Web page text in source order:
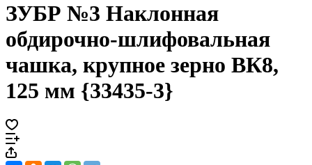
ЗУБР №3 Наклонная
обдирочно-шлифовальная
чашка, крупное зерно ВК8,
125 мм {33435-3}